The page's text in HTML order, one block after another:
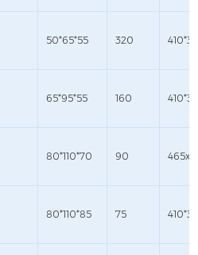
50*65*55 320
65*95*55 160
80*110*70 90
80*110*85 75